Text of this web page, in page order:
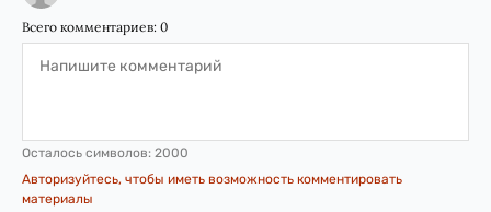
Всего комментариев: 0
Осталось символов: 2000
Авторизуйтесь, чтобы иметь возможность комментировать
материалы